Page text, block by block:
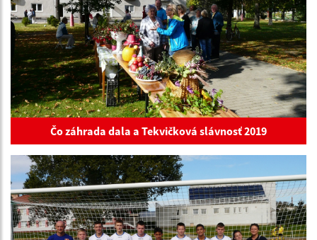
Čo záhrada dala a Tekvičková slávnosť 2019